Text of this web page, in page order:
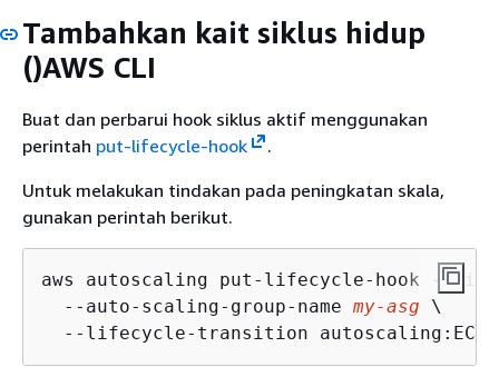
Tambahkan kait siklus hidup
()AWS CLI
Buat dan perbarui hook siklus aktif menggunakan
perintah put-lifecycle-hook
.
Untuk melakukan tindakan pada peningkatan skala,
gunakan perintah berikut.
aws autoscaling put-lifecycle-hook --
  --auto-scaling-group-name
my-asg \
--lifecycle-transition